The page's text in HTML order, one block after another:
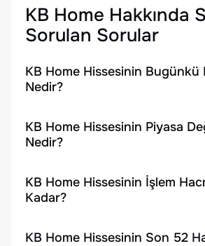
KB Home Hakkında
Sorulan Sorular
KB Home Hissesinin Bugünkü
Nedir?
KB Home Hissesinin Piyasa
Nedir?
KB Home Hissesinin İşlem
Kadar?
KB Home Hissesinin Son 52